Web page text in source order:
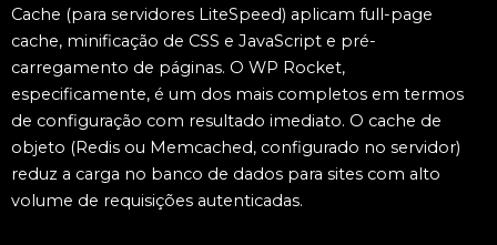
Cache (para servidores LiteSpeed) aplicam full-page
cache, minificação de CSS e JavaScript e pré-
carregamento de páginas. O WP Rocket,
especificamente, é um dos mais completos em termos
de configuração com resultado imediato. O cache de
objeto (Redis ou Memcached, configurado no servidor)
reduz a carga no banco de dados para sites com alto
volume de requisições autenticadas.